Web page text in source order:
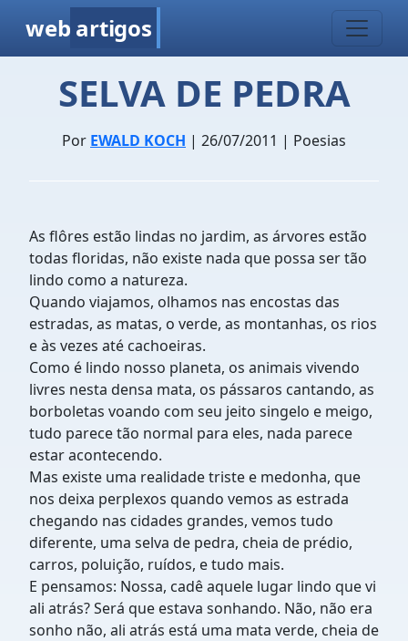
web artigos
SELVA DE PEDRA
Por EWALD KOCH | 26/07/2011 | Poesias
As flôres estão lindas no jardim, as árvores estão
todas floridas, não existe nada que possa ser tão
lindo como a natureza.
Quando viajamos, olhamos nas encostas das
estradas, as matas, o verde, as montanhas, os rios
e às vezes até cachoeiras.
Como é lindo nosso planeta, os animais vivendo
livres nesta densa mata, os pássaros cantando, as
borboletas voando com seu jeito singelo e meigo,
tudo parece tão normal para eles, nada parece
estar acontecendo.
Mas existe uma realidade triste e medonha, que
nos deixa perplexos quando vemos as estrada
chegando nas cidades grandes, vemos tudo
diferente, uma selva de pedra, cheia de prédio,
carros, poluição, ruídos, e tudo mais.
E pensamos: Nossa, cadê aquele lugar lindo que vi
ali atrás? Será que estava sonhando. Não, não era
sonho não, ali atrás está uma mata verde, cheia de